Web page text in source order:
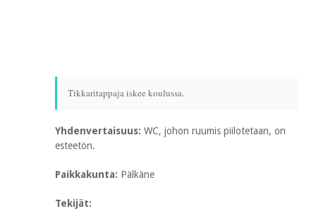
Tikkaritappaja iskee koulussa.
Yhdenvertaisuus: WC, johon ruumis piilotetaan, on
esteetön.
Paikkakunta: Pälkäne
Tekijät: